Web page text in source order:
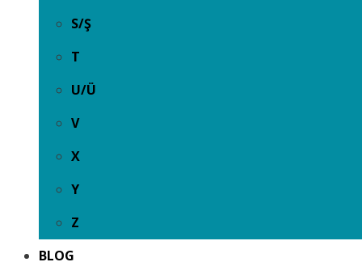
S/Ş
T
U/Ü
V
X
Y
Z
BLOG